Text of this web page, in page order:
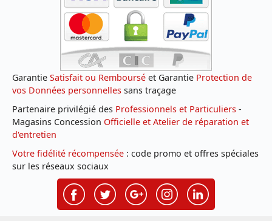
Garantie Satisfait ou Remboursé et Garantie Protection de
vos Données personnelles sans traçage
Partenaire privilégié des Professionnels et Particuliers -
Magasins Concession Officielle et Atelier de réparation et
d'entretien
Votre fidélité récompensée : code promo et offres spéciales
sur les réseaux sociaux